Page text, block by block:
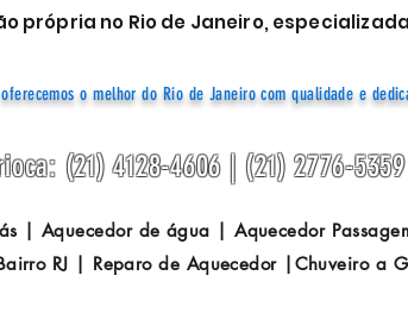
própria no Rio de Janeiro,
o melhor do Rio de Janeiro com qualidade e
(21) 4128-4606 | (21) 2776-
| Aquecedor de água | Aquecedor
RJ | Reparo de Aquecedor |Chuveiro a